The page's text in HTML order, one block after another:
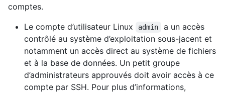
comptes.
Le compte d’utilisateur Linux
admin
a un accès
contrôlé au système d’exploitation sous-jacent et
notamment un accès direct au système de fichiers
et à la base de données. Un petit groupe
d’administrateurs approuvés doit avoir accès à ce
compte par SSH. Pour plus d’informations,